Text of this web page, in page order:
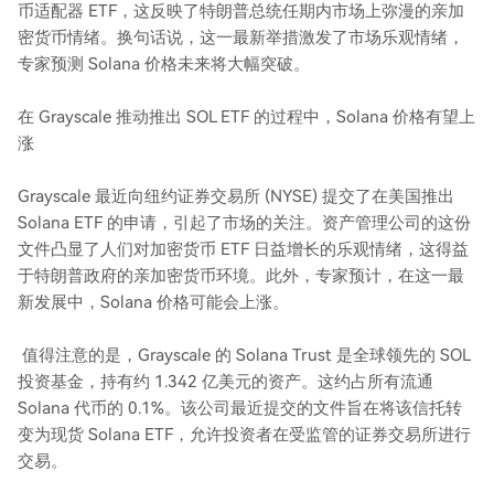
币适配器 ETF，这反映了特朗普总统任期内市场上弥漫的亲加
密货币情绪。换句话说，这一最新举措激发了市场乐观情绪，
专家预测 Solana 价格未来将大幅突破。
在 Grayscale 推动推出 SOL ETF 的过程中，Solana 价格有望上
涨
Grayscale 最近向纽约证券交易所 (NYSE) 提交了在美国推出
Solana ETF 的申请，引起了市场的关注。资产管理公司的这份
文件凸显了人们对加密货币 ETF 日益增长的乐观情绪，这得益
于特朗普政府的亲加密货币环境。此外，专家预计，在这一最
新发展中，Solana 价格可能会上涨。
值得注意的是，Grayscale 的 Solana Trust 是全球领先的 SOL
投资基金，持有约 1.342 亿美元的资产。这约占所有流通
Solana 代币的 0.1%。该公司最近提交的文件旨在将该信托转
变为现货 Solana ETF，允许投资者在受监管的证券交易所进行
交易。